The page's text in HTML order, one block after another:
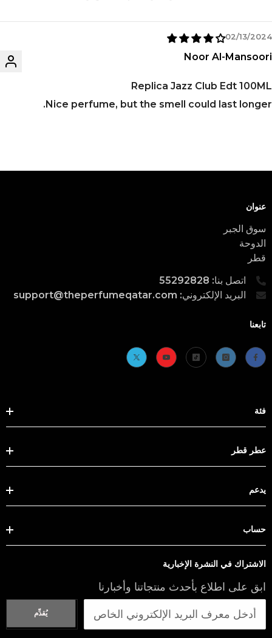
02/13/2024
Noor Al-Mansoori
Replica Jazz Club Edt 100ML
Nice perfume, but the smell could last longer.
عنوان
سوق الجبر
الدوحة
قطر
اتصل بنا: 55292828
البريد الإلكتروني: support@theperfumeqatar.com
تابعنا
فئة
عطر قطر
يدعم
حساب
الاشتراك في النشرة الإخبارية
ابق على اطلاع بأحدث منتجاتنا وأخبارنا
يُقدِّم